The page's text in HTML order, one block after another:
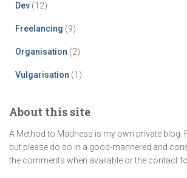
Dev (12)
Freelancing (9)
Organisation (2)
Vulgarisation (1)
About this site
A Method to Madness is my own private blog.
but please do so in a good-mannered and
the comments when available or the contact